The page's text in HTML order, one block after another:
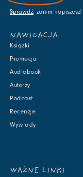
Sprawdź, zanim napiszesz!
NAWIGACJA
Książki
Promocja
Audiobooki
Autorzy
Podcast
Recenzje
Wywiady
WAŻNE LINKI